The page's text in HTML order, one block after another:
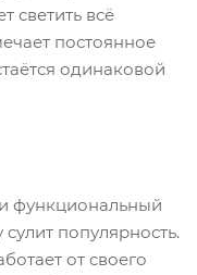
светить всё
постоянное
одинаковой
функциональный
популярность.
от своего